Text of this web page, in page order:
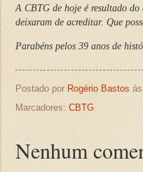
A CBTG de hoje é resultado do
deixaram de acreditar. Que
Parabéns pelos 39 anos de
Postado por Rogério Bastos às
Marcadores: CBTG
Nenhum